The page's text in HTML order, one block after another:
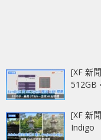
[XF 新
[XF 新
Indigo